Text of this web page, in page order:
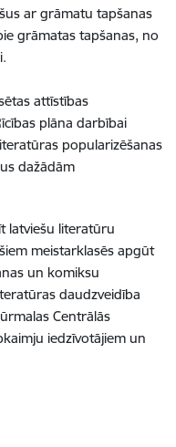
ar grāmatu tapšanas
grāmatas tapšanas, no
attīstības
plāna darbībai
popularizēšanas
dažādām
latviešu literatūru
meistarklasēs apgūt
un komiksu
daudzveidība
Centrālās
iedzīvotājiem un